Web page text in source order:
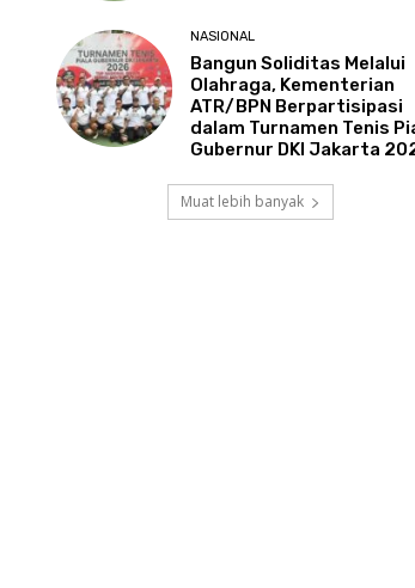
NASIONAL
Bangun Soliditas Melalui
Olahraga, Kementerian
ATR/BPN Berpartisipasi
dalam Turnamen Tenis
Gubernur DKI Jakarta
Muat lebih banyak